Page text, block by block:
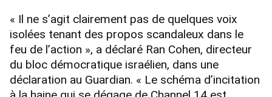
« Il ne s’agit clairement pas de quelques voix
isolées tenant des propos scandaleux dans le
feu de l’action », a déclaré Ran Cohen, directeur
du bloc démocratique israélien, dans une
déclaration au Guardian. « Le schéma d’incitation